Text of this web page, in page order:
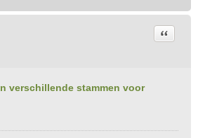
verschillende stammen voor
Citeer